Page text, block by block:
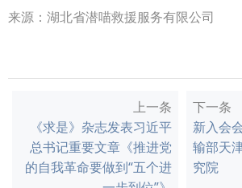
来源： 湖北省潜喵救援服务有限公司
上一条
《求是》杂志发表习近平
总书记重要文章《推进党
的自我革命要做到“五个进
下一条
新入会
输部天
究院